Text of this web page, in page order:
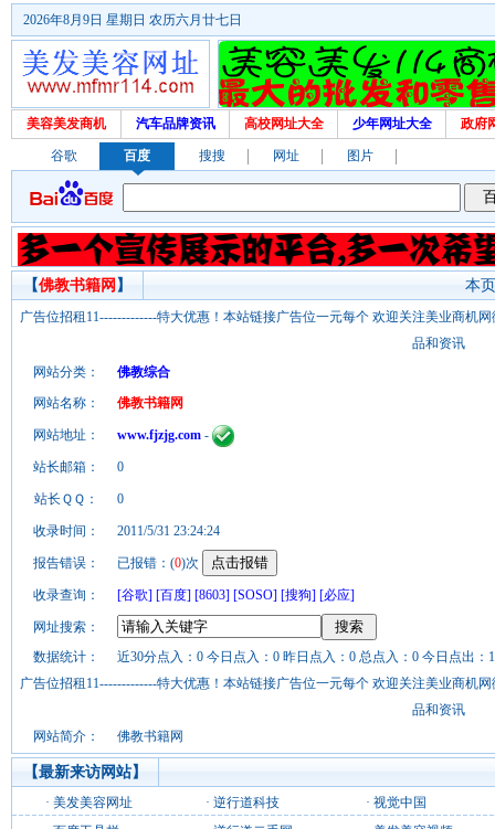
2026年8月9日 星期日 农历六月廿七日
美容美发商机 汽车品牌资讯 高校网址大全 少年网址大全 政府
谷歌 百度 搜搜 网址 图片
本
【佛教书籍网 】
广告位招租11-------------特大优惠！本站链接广告位一元每个 欢迎关注美业商机
品和资讯
网站分类：
佛教综合
网站名称：
佛教书籍网
网站地址： www.fjzjg.com -
站长邮箱： 0
站长ＱＱ： 0
收录时间： 2011/5/31 23:24:24
报告错误： 已报错：(0)次
收录查询： [谷歌] [百度] [8603] [SOSO] [搜狗] [必应]
网址搜索：
数据统计：
近30分点入：0 今日点入：0 昨日点入：0 总点入：0 今日点出：
广告位招租11-------------特大优惠！本站链接广告位一元每个 欢迎关注美业商机
品和资讯
网站简介：
佛教书籍网
【最新来访网站】
· 美发美容网址 · 逆行道科技 · 视觉中国